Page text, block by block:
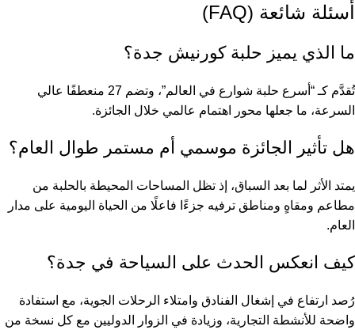
أسئلة شائعة (FAQ)
ما الذي يميز حلبة كورنيش جدة؟
تُقدَّم كـ “أسرع حلبة شوارع في العالم”، وتضم 27 منعطفًا عالي
السرعة، ما جعلها محور اهتمام عالمي خلال الجائزة.
هل تأثير الجائزة موسمي أم مستمر طوال العام؟
يمتد الأثر لما بعد السباق، إذ تظل المساحات المحيطة بالحلبة من
مطاعم ومقاهٍ ومناطق ترفيه جزءًا فاعلًا من الحياة اليومية على مدار
العام.
كيف انعكس الحدث على السياحة في جدة؟
رُصد ارتفاع في إشغال الفنادق وامتلاء الرحلات الجوية، مع استفادة
واضحة للأنشطة التجارية، وزيادة في الزوار الدوليين مع كل نسخة من